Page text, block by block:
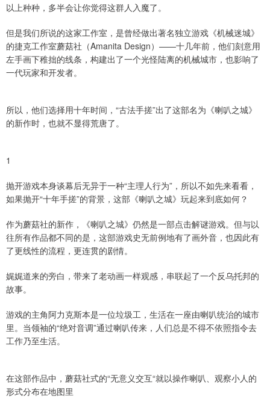
以上种种，多半会让你觉得这群人入魔了。
但是我们所说的这家工作室，是曾经做出著名独立游戏《机械迷城》
的捷克工作室蘑菇社（Amanita Design）——十几年前，他们刻意用
左手画下稚拙的线条，构建出了一个光怪陆离的机械城市，也影响了
一代玩家和开发者。
所以，他们选择用十年时间，“古法手搓”出了这部名为《喇叭之城》
的新作时，也就不显得荒唐了。
1
抛开游戏本身谈幕后无异于一种“主理人行为”，所以不如先来看看，
如果抛开“十年手搓”的背景，这部《喇叭之城》玩起来到底如何？
作为蘑菇社的新作，《喇叭之城》仍然是一部点击解谜游戏。但与以
往所有作品都不同的是，这部游戏史无前例地有了画外音，也因此有
了更线性的流程，更连贯的剧情。
娓娓道来的旁白，带来了老动画一样观感，串联起了一个反乌托邦的
故事。
游戏的主角阿力克斯本是一位垃圾工，生活在一座由喇叭统治的城市
里。当领袖的“绝对音调”通过喇叭传来，人们总是不得不依照指令去
工作乃至生活。
在这部作品中，蘑菇社式的“无意义交互“就以操作喇叭、观察小人的
形式分布在地图里